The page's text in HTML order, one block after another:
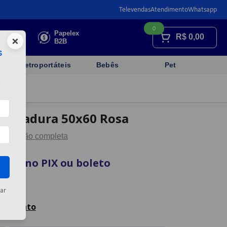
TelevendasAtendimentoWhatsapp
Faça sua
cotação
Papelex
B2B
R$ 0,00
0
Eletroportáteis Bebês Pet
50x60 Rosa
Descrição completa
vista no PIX ou boleto
×